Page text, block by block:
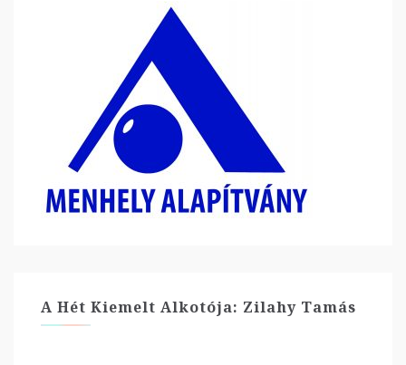
A Hét Kiemelt Alkotója: Zilahy Tamás